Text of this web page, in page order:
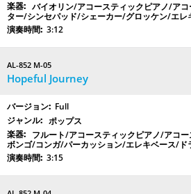
バイオリン/アコースティックピアノ/ア
ター/シンセパッド/シェーカー/グロッケン/エレ
3:12
AL-852 M-05
Hopeful Journey
Full
ポップス
フルート/アコースティックピアノ/アコ
ボンゴ/コンガ/パーカッション/エレキベース/ド
3:15